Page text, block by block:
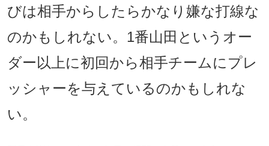
びは相手からしたらかなり嫌な打線な
のかもしれない。1番山田というオー
ダー以上に初回から相手チームにプレ
ッシャーを与えているのかもしれな
い。